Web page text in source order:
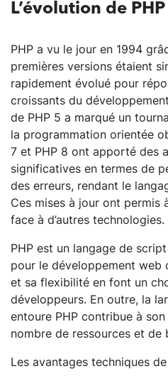
L’évolution de PHP
PHP a vu le jour en 1994
premières versions étaient
rapidement évolué pour
croissants du
de PHP 5 a marqué un
la programmation orientée
7 et PHP 8 ont apporté des
significatives en termes de
des erreurs, rendant le
Ces mises à jour ont permis
face à d’autres technologies.
PHP est un langage de
pour le développement web
et sa flexibilité en font un
développeurs. En outre, la
entoure PHP contribue à
nombre de ressources et
Les avantages techniques